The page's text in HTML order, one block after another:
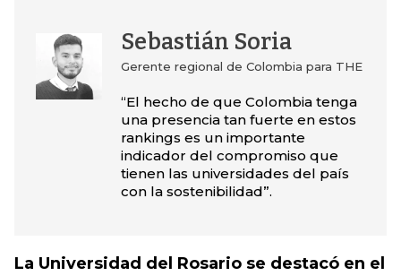
Sebastián Soria
Gerente regional de Colombia para THE
“El hecho de que Colombia tenga
una presencia tan fuerte en estos
rankings es un importante
indicador del compromiso que
tienen las universidades del país
con la sostenibilidad”.
La Universidad del Rosario se destacó en el